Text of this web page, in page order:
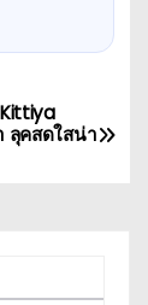
ลุคสดใสน่า